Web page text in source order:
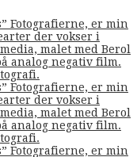
Fotografierne, er min
der vokser i
malet med Berol
analog negativ film.
Fotografierne, er min
der vokser i
malet med Berol
analog negativ film.
Fotografierne, er min